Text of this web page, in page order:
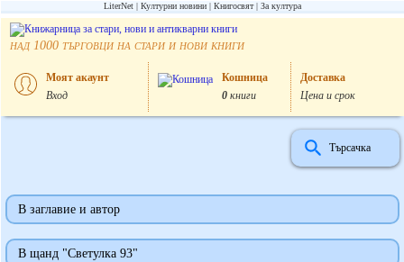
LiterNet Културни новини Книгосвят За култура
над 1000 търговци на стари и нови книги
Моят акаунт
Вход
Кошница
0книги
Доставка
Цена и срок
Търсачка
В заглавие и автор
В щанд "Светулка 93"